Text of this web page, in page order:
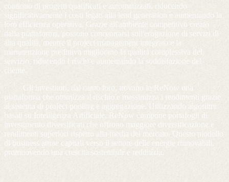
continuo di progetti qualificati e automatizzati, riducendo
significativamente i costi legati alla lead generation e aumentando la
loro efficienza operativa. Grazie all'ambiente competitivo creato
dalla piattaforma, possono concentrarsi sull'erogazione di servizi di
alta qualità, mentre il project management integrato e la
manutenzione predittiva migliorano la qualità complessiva del
servizio, riducendo i rischi e aumentando la soddisfazione del
cliente.
· Gli investitori, dal canto loro, trovano in ReNow una
piattaforma che ottimizza il rischio e massimizza i rendimenti grazie
al sistema di project pooling e aggregazione. Utilizzando algoritmi
basati su Intelligenza Artificiale, ReNow compone portafogli di
investimento diversificati che offrono maggiore diversificazione e
rendimenti superiori rispetto alla media del mercato. Questo modello
di business attrae capitali verso il settore delle energie rinnovabili,
promuovendo una crescita sostenibile e redditizia.